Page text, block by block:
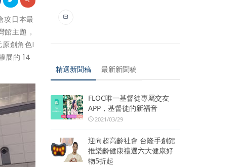
攻日本最
主題，
創角色I
展的 14
精選新聞稿 最新新聞稿
FLOC唯一基督徒專屬交友
APP，基督徒的新福音
2021/03/29
迎向超高齡社會 台隆手創館
推樂齡健康禮選六大健康好
物5折起